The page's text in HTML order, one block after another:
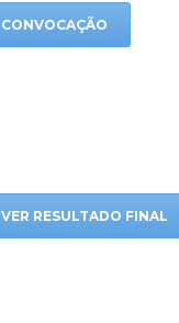
CONVOCAÇÃO
VER RESULTADO FINAL